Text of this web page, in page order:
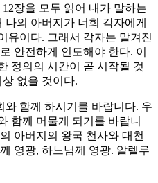
장을 모두 읽어 내가 말하는
의 아버지가 너희 각자에게
유이다. 그래서 각자는 맡겨진
안전하게 인도해야 한다. 이
정의의 시간이 곧 시작될 것
없을 것이다.
함께 하시기를 바랍니다. 우
함께 머물게 되기를 바랍니
아버지의 왕국 천사와 대천
영광, 하느님께 영광. 알렐루